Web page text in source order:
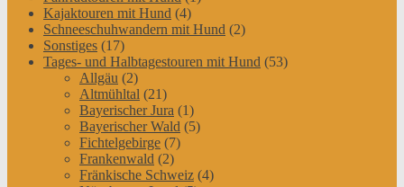
Kajaktouren mit Hund (4)
Schneeschuhwandern mit Hund (2)
Sonstiges (17)
Tages- und Halbtagestouren mit Hund (53)
Allgäu (2)
Altmühltal (21)
Bayerischer Jura (1)
Bayerischer Wald (5)
Fichtelgebirge (7)
Frankenwald (2)
Fränkische Schweiz (4)